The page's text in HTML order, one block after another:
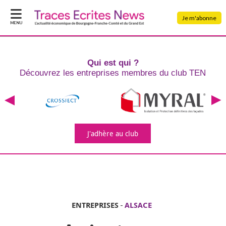
MENU
Je m'abonne
Qui est qui ?
Découvrez les entreprises membres du club TEN
J'adhèreau club
ENTREPRISES -ALSACE